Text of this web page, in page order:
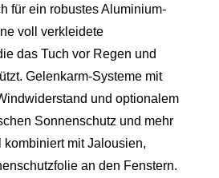
für ein robustes Aluminium-
voll verkleidete
das Tuch vor Regen und
Gelenkarm-Systeme mit
und optionalem
Sonnenschutz und mehr
kombiniert mit Jalousien,
an den Fenstern.